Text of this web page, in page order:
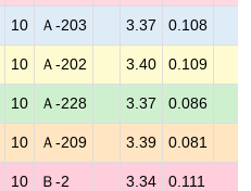
10 Ａ-203 3.37 0.108
10 Ａ-202 3.40 0.109
10 Ａ-228 3.37 0.086
10 Ａ-209 3.39 0.081
10 Ｂ-2 3.34 0.111